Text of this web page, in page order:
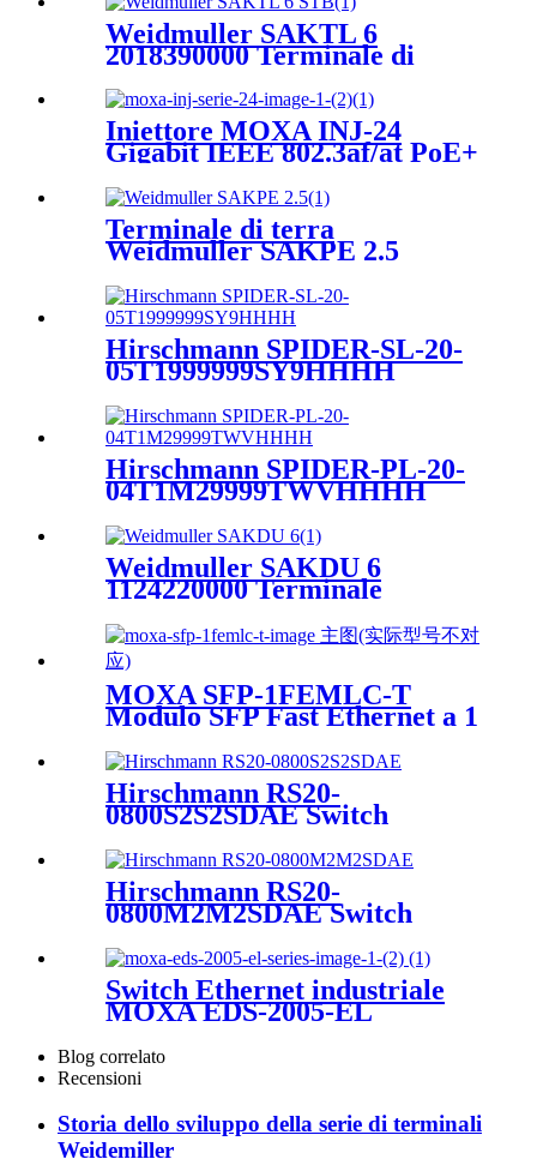
Weidmuller SAKTL 6
2018390000 Terminale di
Iniettore MOXA INJ-24
Gigabit IEEE 802.3af/at PoE+
Terminale di terra
Weidmuller SAKPE 2.5
Hirschmann SPIDER-SL-20-
05T1999999SY9HHHH
per guida DIN non gestito
Hirschmann SPIDER-PL-20-
04T1M29999TWVHHHH
per guida DIN non gestito
Weidmuller SAKDU 6
1124220000 Terminale
MOXA SFP-1FEMLC-T
Modulo SFP Fast Ethernet a 1
Hirschmann RS20-
0800S2S2SDAE Switch
industriale gestito compatto
Hirschmann RS20-
0800M2M2SDAE Switch
industriale gestito compatto
Switch Ethernet industriale
MOXA EDS-2005-EL
Blog correlato
Recensioni
Storia dello sviluppo della serie di terminali
Weidemiller